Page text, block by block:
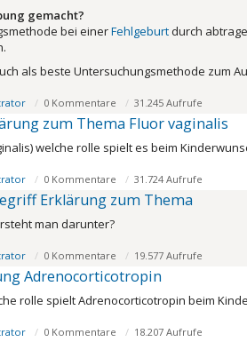
gemacht?
bei einerFehlgeburtdurch
als beste Untersuchungsmethode zum
0 Kommentare 31.245 Aufrufe
zum Thema Fluor vaginalis
welche rolle spielt es beim
0 Kommentare 31.724 Aufrufe
Erklärung zum Thema
man darunter?
0 Kommentare 19.577 Aufrufe
Adrenocorticotropin
rolle spielt Adrenocorticotropin beim
0 Kommentare 18.207 Aufrufe